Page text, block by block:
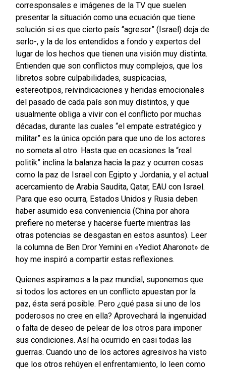
corresponsales e imágenes de la TV que suelen
presentar la situación como una ecuación que tiene
solución si es que cierto país “agresor” (Israel) deja de
serlo-, y la de los entendidos a fondo y expertos del
lugar de los hechos que tienen una visión muy distinta.
Entienden que son conflictos muy complejos, que los
libretos sobre culpabilidades, suspicacias,
estereotipos, reivindicaciones y heridas emocionales
del pasado de cada país son muy distintos, y que
usualmente obliga a vivir con el conflicto por muchas
décadas, durante las cuales “el empate estratégico y
militar” es la única opción para que uno de los actores
no someta al otro. Hasta que en ocasiones la “real
politik” inclina la balanza hacia la paz y ocurren cosas
como la paz de Israel con Egipto y Jordania, y el actual
acercamiento de Arabia Saudita, Qatar, EAU con Israel.
Para que eso ocurra, Estados Unidos y Rusia deben
haber asumido esa conveniencia (China por ahora
prefiere no meterse y hacerse fuerte mientras las
otras potencias se desgastan en estos asuntos). Leer
la columna de Ben Dror Yemini en «Yediot Aharonot» de
hoy me inspiró a compartir estas reflexiones.
Quienes aspiramos a la paz mundial, suponemos que
si todos los actores en un conflicto apuestan por la
paz, ésta será posible. Pero ¿qué pasa si uno de los
poderosos no cree en ella? Aprovechará la ingenuidad
o falta de deseo de pelear de los otros para imponer
sus condiciones. Así ha ocurrido en casi todas las
guerras. Cuando uno de los actores agresivos ha visto
que los otros rehúyen el enfrentamiento, lo leen como